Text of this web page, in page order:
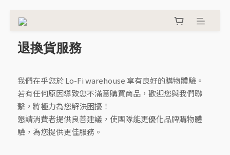
退換貨服務
我們在乎您於 Lo-Fi warehouse 享有良好的購物體驗。
若有任何原因導致您不滿意購買商品，歡迎您與我們聯
繫，將極力為您解決困擾！
懇請消費者提供良善建議，使團隊能更優化品牌購物體
驗，為您提供更佳服務。